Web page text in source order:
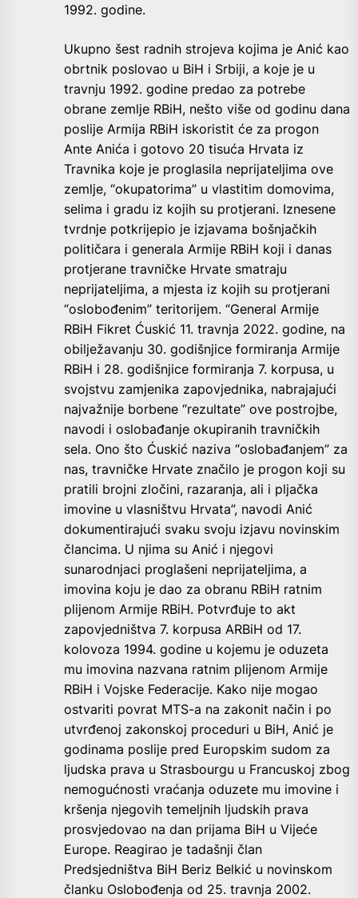
1992. godine.
Ukupno šest radnih strojeva kojima je Anić kao
obrtnik poslovao u BiH i Srbiji, a koje je u
travnju 1992. godine predao za potrebe
obrane zemlje RBiH, nešto više od godinu dana
poslije Armija RBiH iskoristit će za progon
Ante Anića i gotovo 20 tisuća Hrvata iz
Travnika koje je proglasila neprijateljima ove
zemlje, “okupatorima” u vlastitim domovima,
selima i gradu iz kojih su protjerani. Iznesene
tvrdnje potkrijepio je izjavama bošnjačkih
političara i generala Armije RBiH koji i danas
protjerane travničke Hrvate smatraju
neprijateljima, a mjesta iz kojih su protjerani
“oslobođenim” teritorijem. “General Armije
RBiH Fikret Ćuskić 11. travnja 2022. godine, na
obilježavanju 30. godišnjice formiranja Armije
RBiH i 28. godišnjice formiranja 7. korpusa, u
svojstvu zamjenika zapovjednika, nabrajajući
najvažnije borbene “rezultate” ove postrojbe,
navodi i oslobađanje okupiranih travničkih
sela. Ono što Ćuskić naziva “oslobađanjem” za
nas, travničke Hrvate značilo je progon koji su
pratili brojni zločini, razaranja, ali i pljačka
imovine u vlasništvu Hrvata”, navodi Anić
dokumentirajući svaku svoju izjavu novinskim
člancima. U njima su Anić i njegovi
sunarodnjaci proglašeni neprijateljima, a
imovina koju je dao za obranu RBiH ratnim
plijenom Armije RBiH. Potvrđuje to akt
zapovjedništva 7. korpusa ARBiH od 17.
kolovoza 1994. godine u kojemu je oduzeta
mu imovina nazvana ratnim plijenom Armije
RBiH i Vojske Federacije. Kako nije mogao
ostvariti povrat MTS-a na zakonit način i po
utvrđenoj zakonskoj proceduri u BiH, Anić je
godinama poslije pred Europskim sudom za
ljudska prava u Strasbourgu u Francuskoj zbog
nemogućnosti vraćanja oduzete mu imovine i
kršenja njegovih temeljnih ljudskih prava
prosvjedovao na dan prijama BiH u Vijeće
Europe. Reagirao je tadašnji član
Predsjedništva BiH Beriz Belkić u novinskom
članku Oslobođenja od 25. travnja 2002.